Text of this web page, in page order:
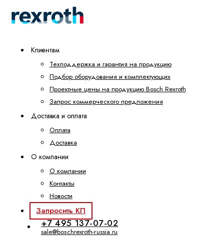
Клиентам
Техподдержка и гарантия на продукцию
Подбор оборудования и комплектующих
Проектные цены на продукцию Bosch Rexroth
Запрос коммерческого предложения
Доставка и оплата
Оплата
Доставка
О компании
О компании
Контакты
Новости
Запросить КП
+7 495 137-07-02
sale@boschrexroth-russia.ru